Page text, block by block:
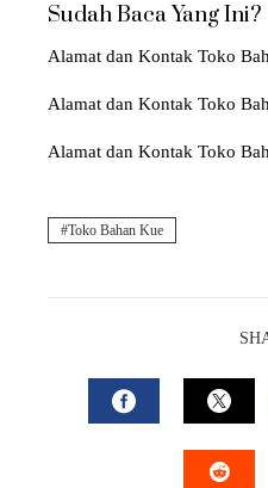
Sudah Baca Yang Ini?
Alamat dan Kontak Toko
Alamat dan Kontak Toko
Alamat dan Kontak Toko
Toko Bahan Kue
FACEBOOK